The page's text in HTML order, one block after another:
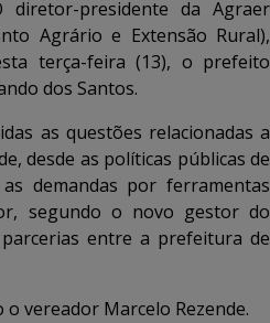
diretor-presidente da Agraer
Agrário e Extensão Rural),
terça-feira (13), o prefeito
dos Santos.
as questões relacionadas a
desde as políticas públicas de
demandas por ferramentas
segundo o novo gestor do
entre a prefeitura de
vereador Marcelo Rezende.